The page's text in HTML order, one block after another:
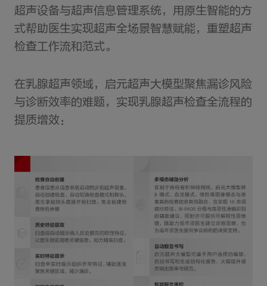
超声设备与超声信息管理系统，用原生智能的方
式帮助医生实现超声全场景智慧赋能，重塑超声
检查工作流和范式。
在乳腺超声领域，启元超声大模型聚焦漏诊风险
与诊断效率的难题，实现乳腺超声检查全流程的
提质增效：